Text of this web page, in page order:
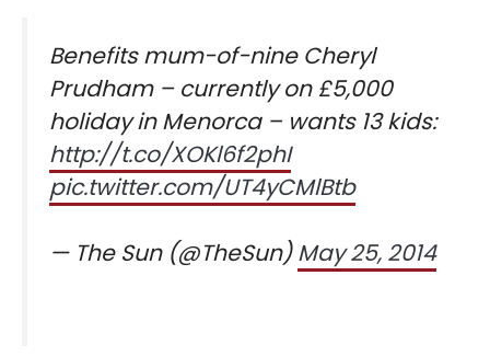
Benefits mum-of-nine Cheryl
Prudham – currently on £5,000
holiday in Menorca – wants 13 kids:
http://t.co/XOKl6f2phI
pic.twitter.com/UT4yCMlBtb
— The Sun (@TheSun)May 25, 2014